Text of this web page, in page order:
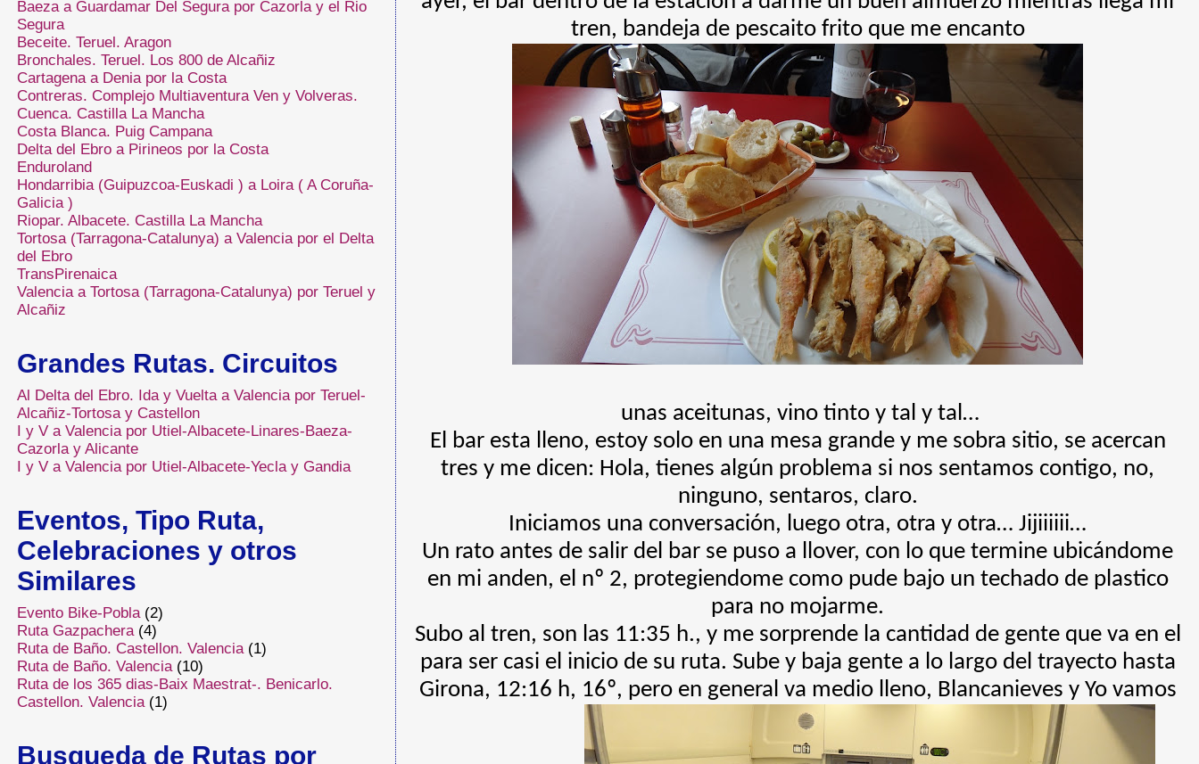
tren, bandeja de pescaito frito que me encanto
unas aceitunas, vino tinto y tal y tal…
El bar esta lleno, estoy solo en una mesa grande y me sobra sitio, se acercan
tres y me dicen: Hola, tienes algún problema si nos sentamos contigo, no,
ninguno, sentaros, claro.
Iniciamos una conversación, luego otra, otra y otra… Jijiiiiii…
Un rato antes de salir del bar se puso a llover, con lo que termine ubicándome
en mi anden, el nº 2, protegiendome como pude bajo un techado de plastico
para no mojarme.
Subo al tren, son las 11:35 h., y me sorprende la cantidad de gente que va en el
para ser casi el inicio de su ruta. Sube y baja gente a lo largo del trayecto hasta
Girona, 12:16 h, 16º, pero en general va medio lleno, Blancanieves y Yo vamos
Baeza a Guardamar Del Segura por Cazorla y el Rio
Segura
Beceite. Teruel. Aragon
Bronchales. Teruel. Los 800 de Alcañiz
Cartagena a Denia por la Costa
Contreras. Complejo Multiaventura Ven y Volveras.
Cuenca. Castilla La Mancha
Costa Blanca. Puig Campana
Delta del Ebro a Pirineos por la Costa
Enduroland
Hondarribia (Guipuzcoa-Euskadi ) a Loira ( A Coruña-
Galicia )
Riopar. Albacete. Castilla La Mancha
Tortosa (Tarragona-Catalunya) a Valencia por el Delta
del Ebro
TransPirenaica
Valencia a Tortosa (Tarragona-Catalunya) por Teruel y
Alcañiz
Grandes Rutas. Circuitos
Al Delta del Ebro. Ida y Vuelta a Valencia por Teruel-
Alcañiz-Tortosa y Castellon
I y V a Valencia por Utiel-Albacete-Linares-Baeza-
Cazorla y Alicante
I y V a Valencia por Utiel-Albacete-Yecla y Gandia
Eventos, Tipo Ruta,
Celebraciones y otros
Similares
Evento Bike-Pobla (2)
Ruta Gazpachera (4)
Ruta de Baño. Castellon. Valencia (1)
Ruta de Baño. Valencia (10)
Ruta de los 365 dias-Baix Maestrat-. Benicarlo.
Castellon. Valencia (1)
Busqueda de Rutas por